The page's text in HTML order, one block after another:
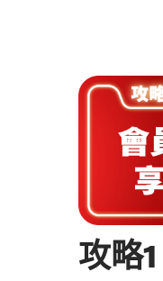
攻略